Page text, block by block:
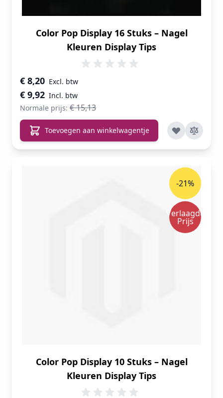
Color Pop Display 16 Stuks – Nagel
Kleuren Display Tips
Speciale prijs
€ 9,92
€ 8,20
Normale prijs: € 15,13
Toevoegen aan winkelwagentje
Color Pop Display 10 Stuks – Nagel
Kleuren Display Tips
-21%
Verlaagde
Prijs